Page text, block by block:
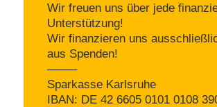
Wir freuen uns über jede
Unterstützung!
Wir finanzieren uns
aus Spenden!
——–
Sparkasse Karlsruhe
IBAN: DE 42 6605 0101 0108